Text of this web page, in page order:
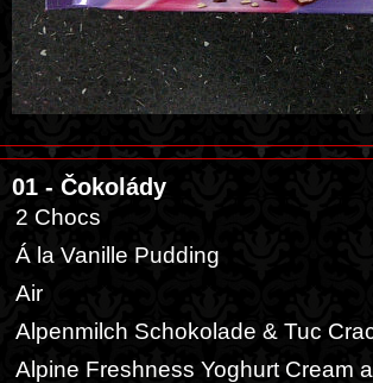
01 - Čokolády
2 Chocs
Á la Vanille Pudding
Air
Alpenmilch Schokolade & Tuc
Alpine Freshness Yoghurt Cream